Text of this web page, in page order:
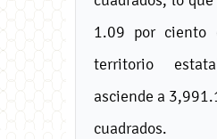
1.09 por ciento
territorio
asciende a
cuadrados.